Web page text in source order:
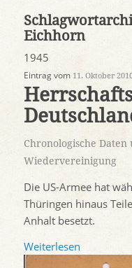
Eichhorn
1945
Eintrag vom 11. Oktober
Chronologische Daten
Wiedervereinigung
Die US-Armee hat
Thüringen hinaus
Anhalt besetzt.
Weiterlesen